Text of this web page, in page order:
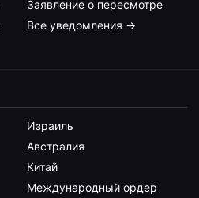
Заявление о пересмотре
Все уведомления →
Израиль
Австралия
Китай
Международный ордер